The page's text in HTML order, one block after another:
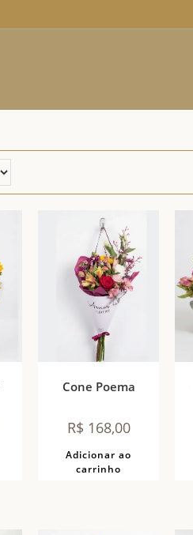
Cone Poema
R$ 168,00
Adicionar ao
carrinho